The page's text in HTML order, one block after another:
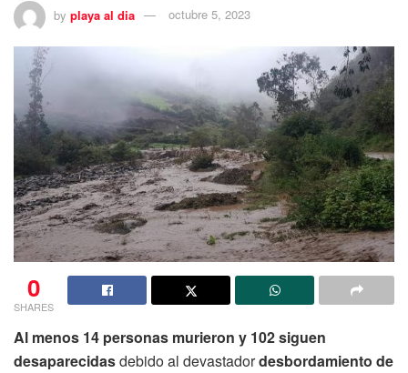
by playa al dia octubre 5, 2023
0
SHARES
Al menos 14 personas murieron y 102 siguen
desaparecidasdebido al devastadordesbordamiento de